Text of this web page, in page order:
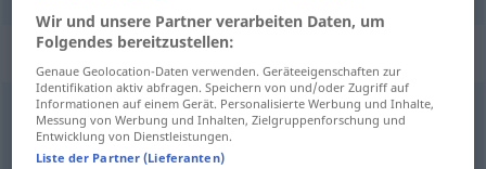
Beispielsätze für "izlazni"
izlaznipodaci
Outputm
Wir und unsere Partner verarbeiten Daten, um
Folgendes bereitzustellen:
Genaue Geolocation-Daten verwenden. Geräteeigenschaften zur
Identifikation aktiv abfragen. Speichern von und/oder Zugriff auf
Informationen auf einem Gerät. Personalisierte Werbung und Inhalte,
Messung von Werbung und Inhalten, Zielgruppenforschung und
Entwicklung von Dienstleistungen.
Liste der Partner (Lieferanten)